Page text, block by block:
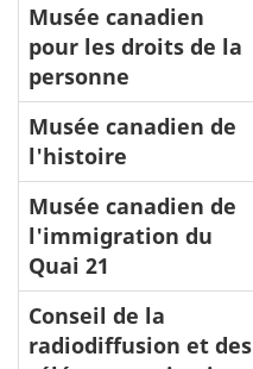
Musée canadien
pour les droits de la
personne
Musée canadien de
l'histoire
Musée canadien de
l'immigration du
Quai 21
Conseil de la
radiodiffusion et des